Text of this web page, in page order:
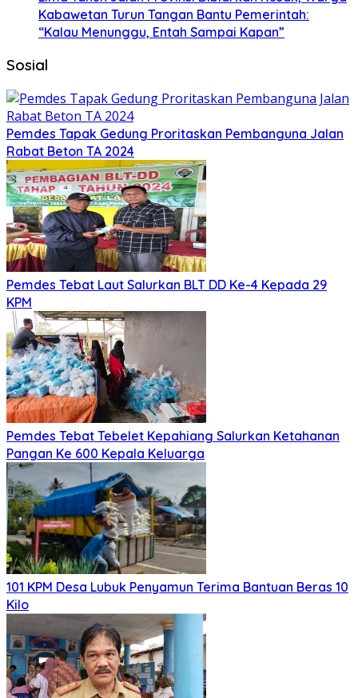
Kabawetan Turun Tangan Bantu Pemerintah:
“Kalau Menunggu, Entah Sampai Kapan”
Sosial
Pemdes Tapak Gedung Proritaskan Pembanguna Jalan
Rabat Beton TA 2024
Pemdes Tebat Laut Salurkan BLT DD Ke-4 Kepada 29
KPM
Pemdes Tebat Tebelet Kepahiang Salurkan Ketahanan
Pangan Ke 600 Kepala Keluarga
101 KPM Desa Lubuk Penyamun Terima Bantuan Beras 10
Kilo